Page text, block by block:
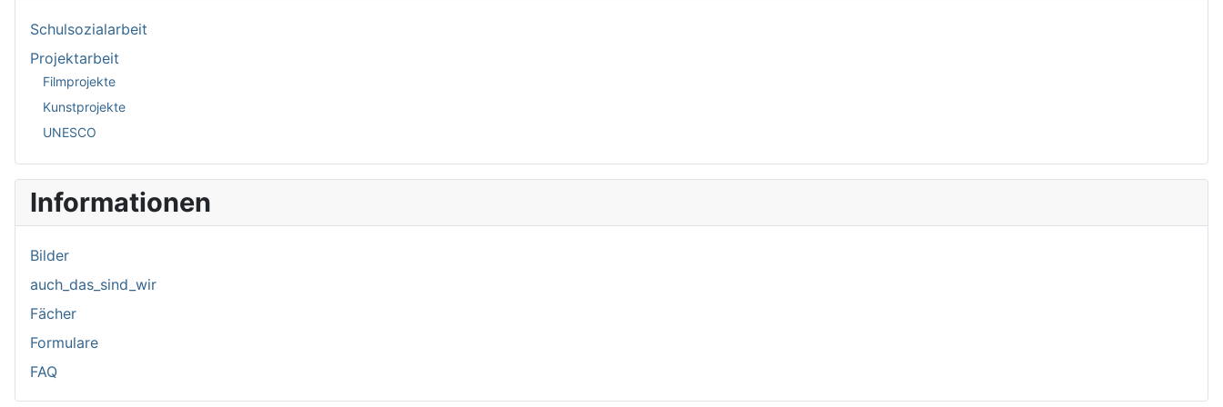
Schulsozialarbeit
Projektarbeit
Filmprojekte
Kunstprojekte
UNESCO
Informationen
Bilder
auch_das_sind_wir
Fächer
Formulare
FAQ